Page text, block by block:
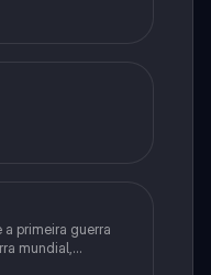
primeira guerra
mundial,
Mundial,fases da